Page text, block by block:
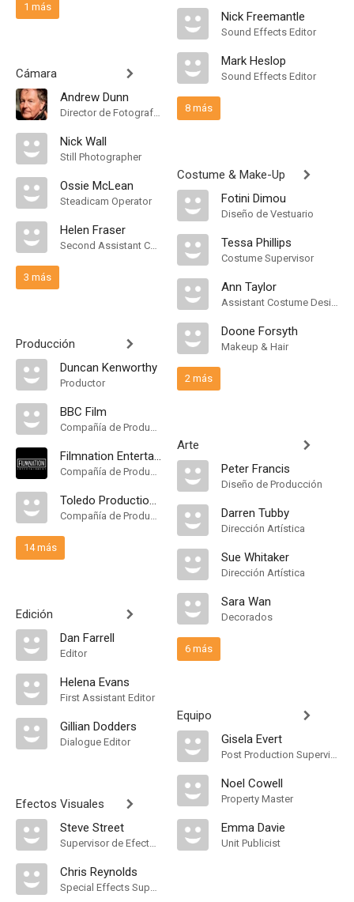
1 más
Cámara
Andrew Dunn
Director de Fotografía, Camera Operator
Nick Wall
Still Photographer
Ossie McLean
Steadicam Operator
Helen Fraser
Second Assistant Camera
3 más
Producción
Duncan Kenworthy
Productor
BBC Film
Compañía de Produccion
Filmnation Entertainment
Compañía de Produccion
Toledo Productions
Compañía de Produccion
14 más
Edición
Dan Farrell
Editor
Helena Evans
First Assistant Editor
Gillian Dodders
Dialogue Editor
Efectos Visuales
Steve Street
Supervisor de Efectos Visuales
Chris Reynolds
Special Effects Supervisor
Nick Freemantle
Sound Effects Editor
Mark Heslop
Sound Effects Editor
8 más
Costume & Make-Up
Fotini Dimou
Diseño de Vestuario
Tessa Phillips
Costume Supervisor
Ann Taylor
Assistant Costume Designer
Doone Forsyth
Makeup & Hair
2 más
Arte
Peter Francis
Diseño de Producción
Darren Tubby
Dirección Artística
Sue Whitaker
Dirección Artística
Sara Wan
Decorados
6 más
Equipo
Gisela Evert
Post Production Supervisor
Noel Cowell
Property Master
Emma Davie
Unit Publicist